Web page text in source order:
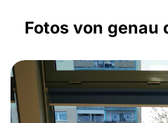
Fotos von genau